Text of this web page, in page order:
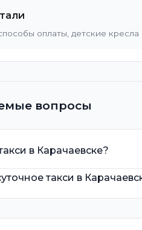
оплаты, детские кресла
вопросы
в Карачаевске?
такси в